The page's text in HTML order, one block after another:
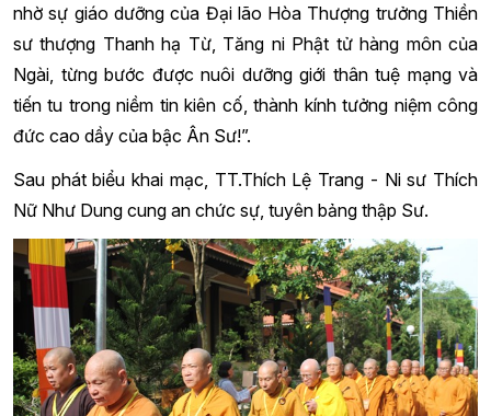
nhờ sự giáo dưỡng của Đại lão Hòa Thượng trưởng Thiền
sư thượng Thanh hạ Từ, Tăng ni Phật tử hàng môn của
Ngài, từng bước được nuôi dưỡng giới thân tuệ mạng và
tiến tu trong niềm tin kiên cố, thành kính tưởng niệm công
đức cao dầy của bậc Ân Sư!”.
Sau phát biểu khai mạc, TT.Thích Lệ Trang - Ni sư Thích
Nữ Như Dung cung an chức sự, tuyên bảng thập Sư.